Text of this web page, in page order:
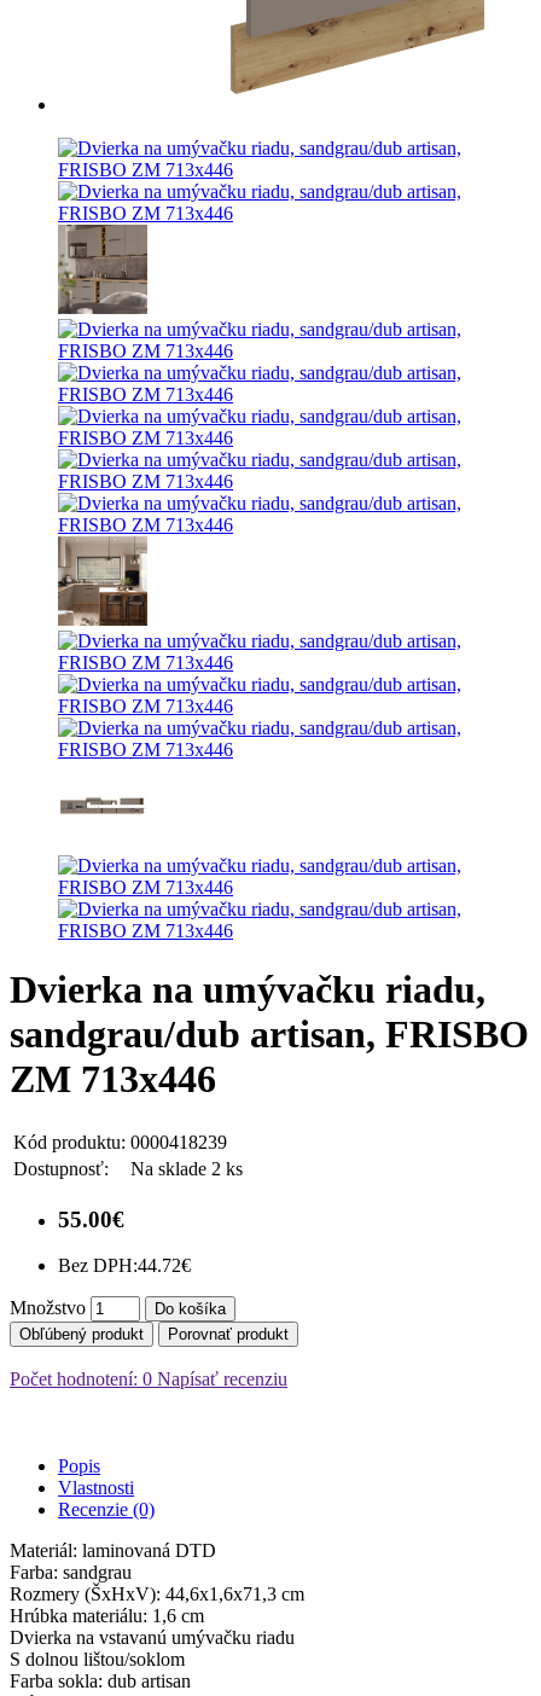
Dvierka na umývačku riadu,
sandgrau/dub artisan, FRISBO
ZM 713x446
Kód produktu: 0000418239
Dostupnosť:
Na sklade 2 ks
55.00€
Bez DPH:44.72€
Množstvo
Do košíka
Obľúbený produkt
Porovnať produkt
Počet hodnotení: 0 Napísať recenziu
Popis
Vlastnosti
Recenzie (0)
Materiál: laminovaná DTD
Farba: sandgrau
Rozmery (ŠxHxV): 44,6x1,6x71,3 cm
Hrúbka materiálu: 1,6 cm
Dvierka na vstavanú umývačku riadu
S dolnou lištou/soklom
Farba sokla: dub artisan